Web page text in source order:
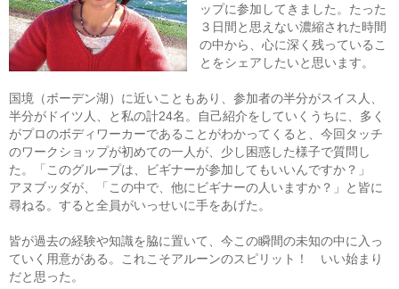
ップに参加してきました。たった
３日間と思えない濃縮された時間
の中から、心に深く残っているこ
とをシェアしたいと思います。
国境（ボーデン湖）に近いこともあり、参加者の半分がスイス人、
半分がドイツ人、と私の計24名。自己紹介をしていくうちに、多く
がプロのボディワーカーであることがわかってくると、今回タッチ
のワークショップが初めての一人が、少し困惑した様子で質問し
た。「このグループは、ビギナーが参加してもいいんですか？」
アヌブッダが、「この中で、他にビギナーの人いますか？」と皆に
尋ねる。すると全員がいっせいに手をあげた。
皆が過去の経験や知識を脇に置いて、今この瞬間の未知の中に入っ
ていく用意がある。これこそアルーンのスピリット！ いい始まり
だと思った。